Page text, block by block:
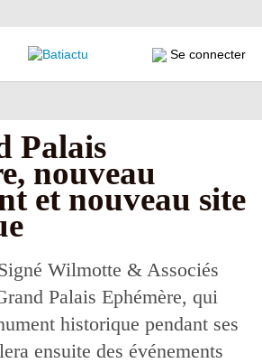
Se connecter
Palais
nouveau
et nouveau site
Wilmotte & Associés
Palais Ephémère, qui
historique pendant ses
ensuite des événements